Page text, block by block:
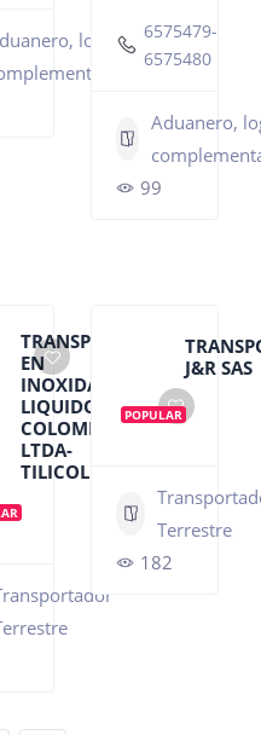
logistico,6575479-
6575480
Aduanero,
99
TRANSPORTE
EN
INOXIDABLES
LIQUIDOS DE
COLOMBIA
LTDA-
TILICOL LTDA
J&R SAS
POPULAR
Terrestre
182